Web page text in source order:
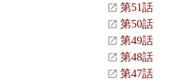
第51話
第50話
第49話
第48話
第47話